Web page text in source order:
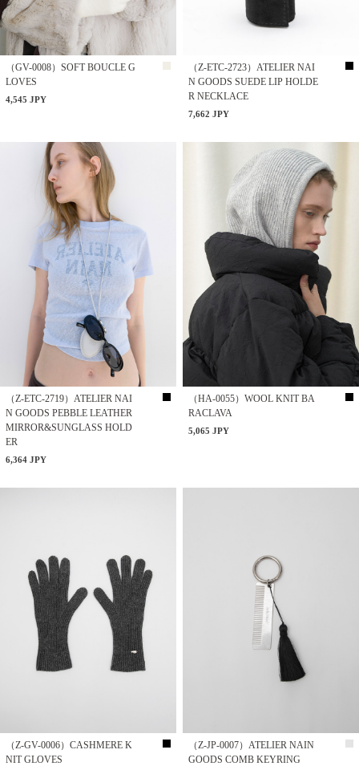
（GV-0008）SOFT BOUCLE G
LOVES
4,545 JPY
（Z-ETC-2723）ATELIER NAI
N GOODS SUEDE LIP HOLDE
R NECKLACE
7,662 JPY
（Z-ETC-2719）ATELIER NAI
N GOODS PEBBLE LEATHER
MIRROR&SUNGLASS HOLD
ER
6,364 JPY
（HA-0055）WOOL KNIT BA
RACLAVA
5,065 JPY
（Z-GV-0006）CASHMERE K
NIT GLOVES
（Z-JP-0007）ATELIER NAIN
GOODS COMB KEYRING